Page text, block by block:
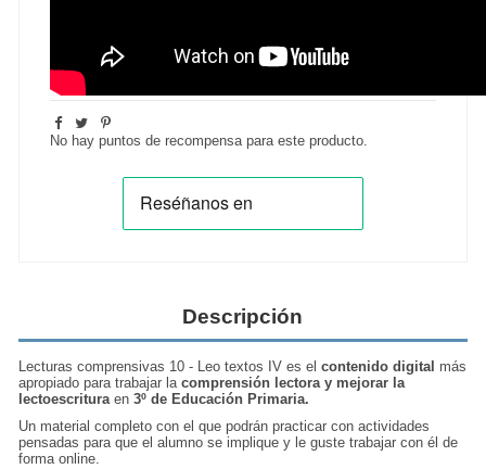
No hay puntos de recompensa para este producto.
Descripción
Lecturas comprensivas 10 - Leo textos IV es elcontenido digital más
apropiado para trabajar lacomprensión lectora y mejorar la
lectoescritura en3º de Educación Primaria.
Un material completo con el que podrán practicar con actividades
pensadas para que el alumno se implique y le guste trabajar con él de
forma online.